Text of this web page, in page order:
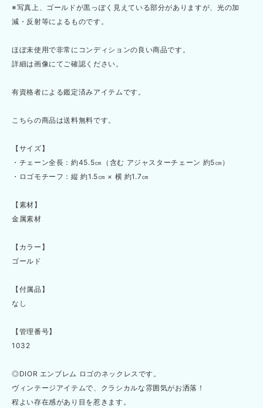
※写真上、ゴールドが黒っぽく見えている部分がありますが、光の加
減・反射等によるものです。
ほぼ未使用で非常にコンディションの良い商品です。
詳細は画像にてご確認ください。
有資格者による鑑定済みアイテムです。
こちらの商品は送料無料です。
【サイズ】
・チェーン全長：約45.5㎝（含む アジャスターチェーン 約5㎝）
・ロゴモチーフ：縦 約1.5㎝ × 横 約1.7㎝
【素材】
金属素材
【カラー】
ゴールド
【付属品】
なし
【管理番号】
1032
◎DIOR エンブレム ロゴのネックレスです。
ヴィンテージアイテムで、クラシカルな雰囲気がお洒落！
程よい存在感があり目を惹きます。